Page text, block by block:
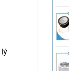
lý